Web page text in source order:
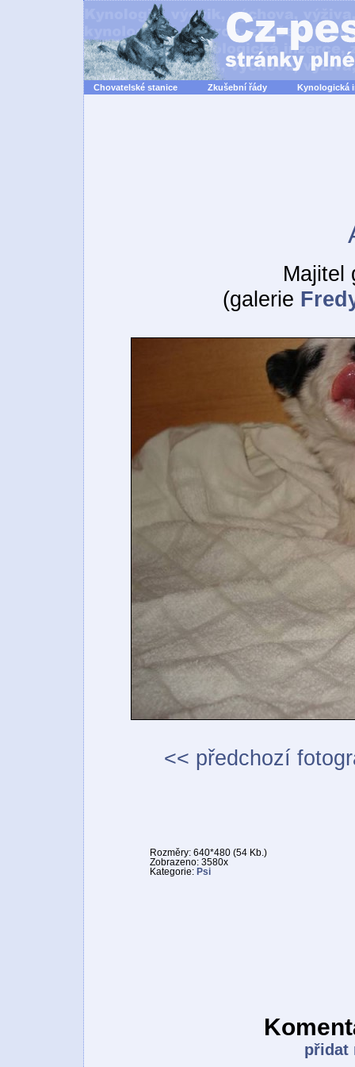
Chovatelské stanice Zkušební řády Kynologická
Majitel
(galerie
<< předchozí
Rozměry: 640*480 (54 Kb.)
Zobrazeno: 3580x
Kategorie: Psi
přidat